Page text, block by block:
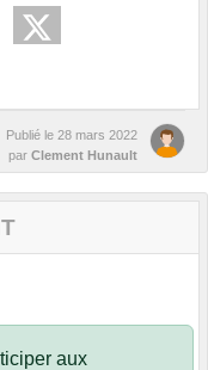
Publié le 28 mars 2022
par Clement Hunault
aux